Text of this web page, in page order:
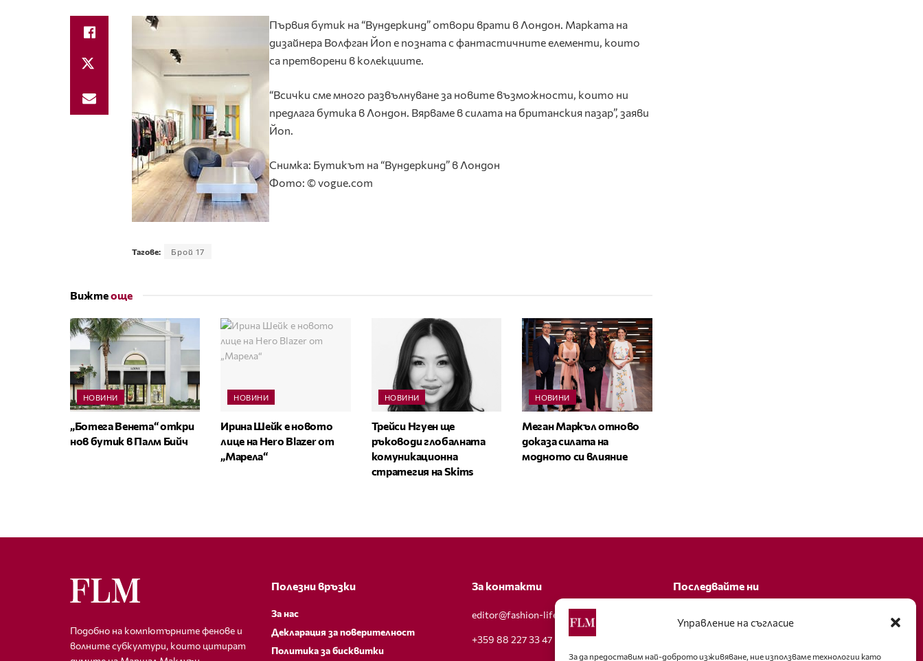
Управление на съгласие
За да предоставим най-доброто изживяване, ние използваме технологии като
Първия бутик на “Вундеркинд” отвори врати в Лондон. Марката на
дизайнера Волфган Йоп е позната с фантастичните елементи, които
са претворени в колекциите.
“Всички сме много развълнуване за новите възможности, които ни
предлага бутика в Лондон. Вярваме в силата на британския пазар”, заяви
Йоп.
Снимка: Бутикът на “Вундеркинд” в Лондон
Фото: © vogue.com
Тагове: Брой 17
Вижтеоще
НОВИНИ
„Ботега Венета“ откри
нов бутик в Палм Бийч
НОВИНИ
Ирина Шейк е новото
лице на Hero Blazer от
„Марела“
НОВИНИ
Трейси Нгуен ще
ръководи глобалната
комуникационна
стратегия на Skims
НОВИНИ
Меган Маркъл отново
доказа силата на
модното си влияние
Подобно на компютърните фенове и
волните субкултури, които цитират
Полезни връзки
За нас
Декларация за поверителност
Политика за бисквитки
За контакти
editor@fashion-lifestyle.net
+359 88 227 33 47
Последвайте ни